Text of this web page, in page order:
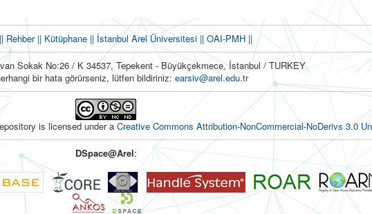
Rehber|| Kütüphane|| İstanbul Arel Üniversitesi ||OAI-PMH ||
Sokak No:26 / K 34537, Tepekent - Büyükçekmece, İstanbul / TURKEY
bir hata görürseniz, lütfen bildiriniz: earsiv@arel.edu.tr
is licensed under a Creative Commons Attribution-NonCommercial-NoDerivs 3.0
DSpace@Arel: